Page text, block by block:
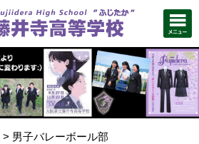
男子バレーボール部